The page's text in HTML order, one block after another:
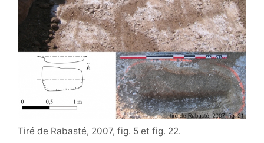
Tiré de Rabasté, 2007, fig. 5 et fig. 22.